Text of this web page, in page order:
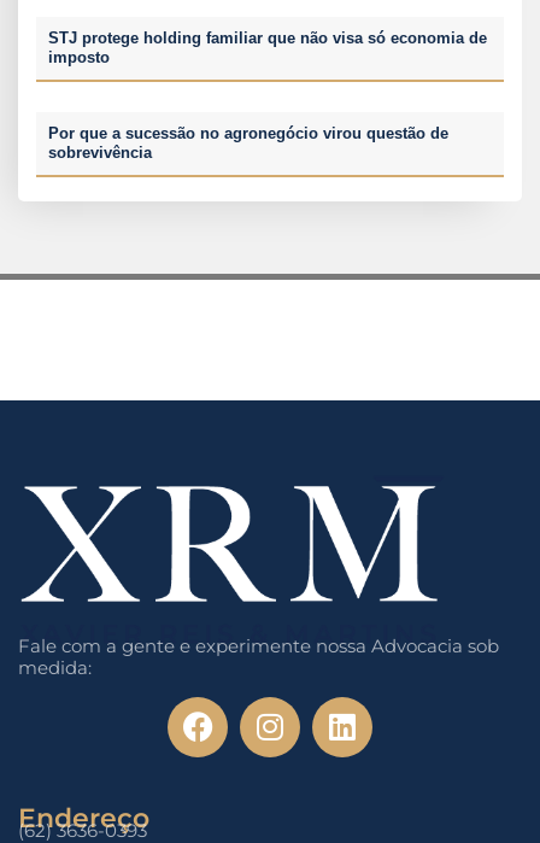
STJ protege holding familiar que não visa só economia de
imposto
Por que a sucessão no agronegócio virou questão de
sobrevivência
Fale com a gente e experimente nossa Advocacia sob
medida:
Endereço
(62) 3636-0393